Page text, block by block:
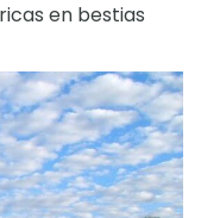
en bestias